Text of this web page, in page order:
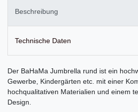
Beschreibung
Technische Daten
Der BaHaMa Jumbrella rund ist ein
Gewerbe, Kindergärten etc. mit einer
hochqualitativen Materialien und einem
Design.